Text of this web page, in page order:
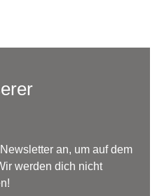
an, um auf dem
werden dich nicht